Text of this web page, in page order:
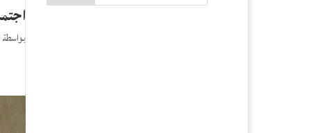
بواسطة